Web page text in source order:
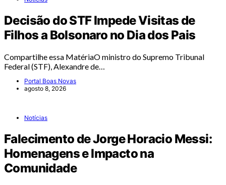
Decisão do STF Impede Visitas de
Filhos a Bolsonaro no Dia dos Pais
Compartilhe essa MatériaO ministro do Supremo Tribunal
Federal (STF), Alexandre de…
Portal Boas Novas
agosto 8, 2026
Notícias
Falecimento de Jorge Horacio Messi:
Homenagens e Impacto na
Comunidade